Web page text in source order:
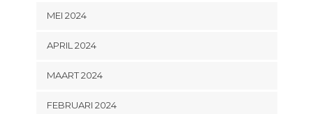
MEI 2024
APRIL 2024
MAART 2024
FEBRUARI 2024